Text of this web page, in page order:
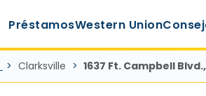
Main Menu
PréstamosWestern Union
Clarksville 1637 Ft. Campbell